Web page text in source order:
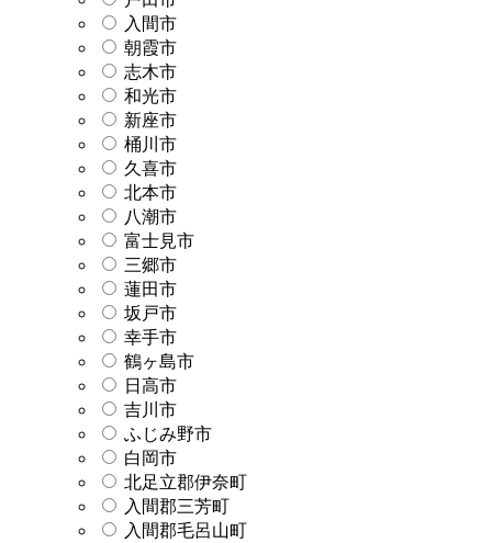
入間市
朝霞市
志木市
和光市
新座市
桶川市
久喜市
北本市
八潮市
富士見市
三郷市
蓮田市
坂戸市
幸手市
鶴ヶ島市
日高市
吉川市
ふじみ野市
白岡市
北足立郡伊奈町
入間郡三芳町
入間郡毛呂山町